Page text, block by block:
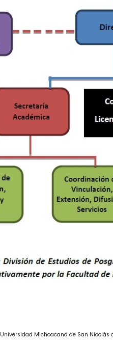
Universidad Michoacana de San Nicolás